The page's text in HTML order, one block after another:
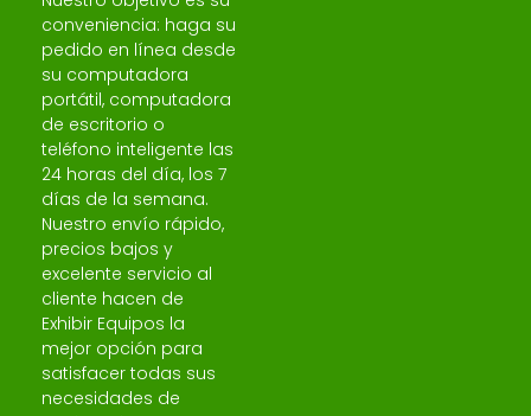
conveniencia: haga su
pedido en línea desde
su computadora
portátil, computadora
de escritorio o
teléfono inteligente las
24 horas del día, los 7
días de la semana.
Nuestro envío rápido,
precios bajos y
excelente servicio al
cliente hacen de
Exhibir Equipos la
mejor opción para
satisfacer todas sus
necesidades de